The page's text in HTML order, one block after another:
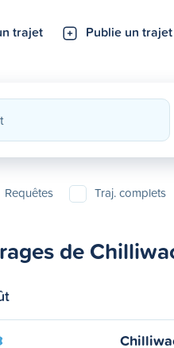
trajet Publie un trajet
Requêtes Traj. complets
de